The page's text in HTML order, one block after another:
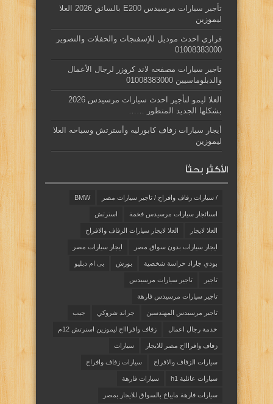
تأجير سيارات مرسيدس E200 بالسائق 2026 العلا
ليموزين
فراري احدث موديل للإسفنجات والحفلات والتصوير
01008383000
تاجير سيارات مصفحه لاند كروزر لرجال الأعمال
والدبلوماسيين 01008383000
العلا ليمو لتأجير احدث سيارات مرسيدس 2026
بشكلها الجديد المتطور ……
أيجار سيارات زفاف كابورليه وأسترتش وسياحه العلا
ليموزين
الأكثر بحثاً
/ سيارات زفاف وافراح / تاجير سيارات مصر BMW
استائجار سيارات مرسيدس فخمة استرتش
العلا لايجار العلا لايجار سيارات الزفاف والافراح
ايجار سيارات بدون سواق مصر ايجار سيارات مصر
بودي جاراد حراسة شخصية بورش بى ام دبليو
تاجير تاجير سيارات مرسيدس
تاجير سيارات مرسيدس فارهة
تاجير مرسيدس المهندسين جراند شروكي جيب
خدمة رجال اعمال زفاف وافراااح ليموزين اسنرتش 12م
زفاف وافراااح مصر للايجار سيارات
سيارات الزفاف والافراح سيارات زفاف وافراح
سيارات عائلية h1 سيارات فارهة
سيارات فارهة مايباخ بالسواق للايجار بمصر